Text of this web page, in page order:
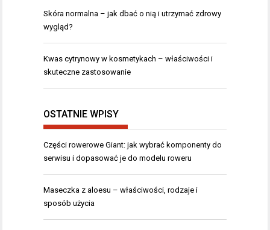
Skóra normalna – jak dbać o nią i utrzymać zdrowy
wygląd?
Kwas cytrynowy w kosmetykach – właściwości i
skuteczne zastosowanie
OSTATNIE WPISY
Części rowerowe Giant: jak wybrać komponenty do
serwisu i dopasować je do modelu roweru
Maseczka z aloesu – właściwości, rodzaje i
sposób użycia